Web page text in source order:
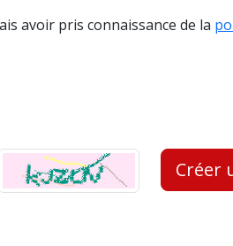
avoir pris connaissance de la
Créer